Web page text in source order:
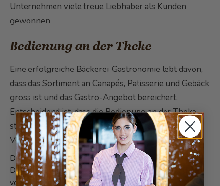
Unternehmen viele treue Liebhaber als Kunden
gewonnen
Bedienung an der Theke
Eine erfolgreiche Bäckerei-Gastronomie lebt davon,
dass das Sortiment an Canapés, Patisserie und Gebäck
gross ist und das Gastro-Angebot bereichert.
Entscheidend ist, dass die Bedienung an der Theke
stattfindet und nicht am Sitzplatz. Dies hat folgende
Vorteile:
Der Kunde kann die Produkte mit dem Auge auslesen
Der Kunde wir so schneller bedient, und er bezahlt gleich
vor Ort. Den Kaffee und weitere Getränke erhält er direkt